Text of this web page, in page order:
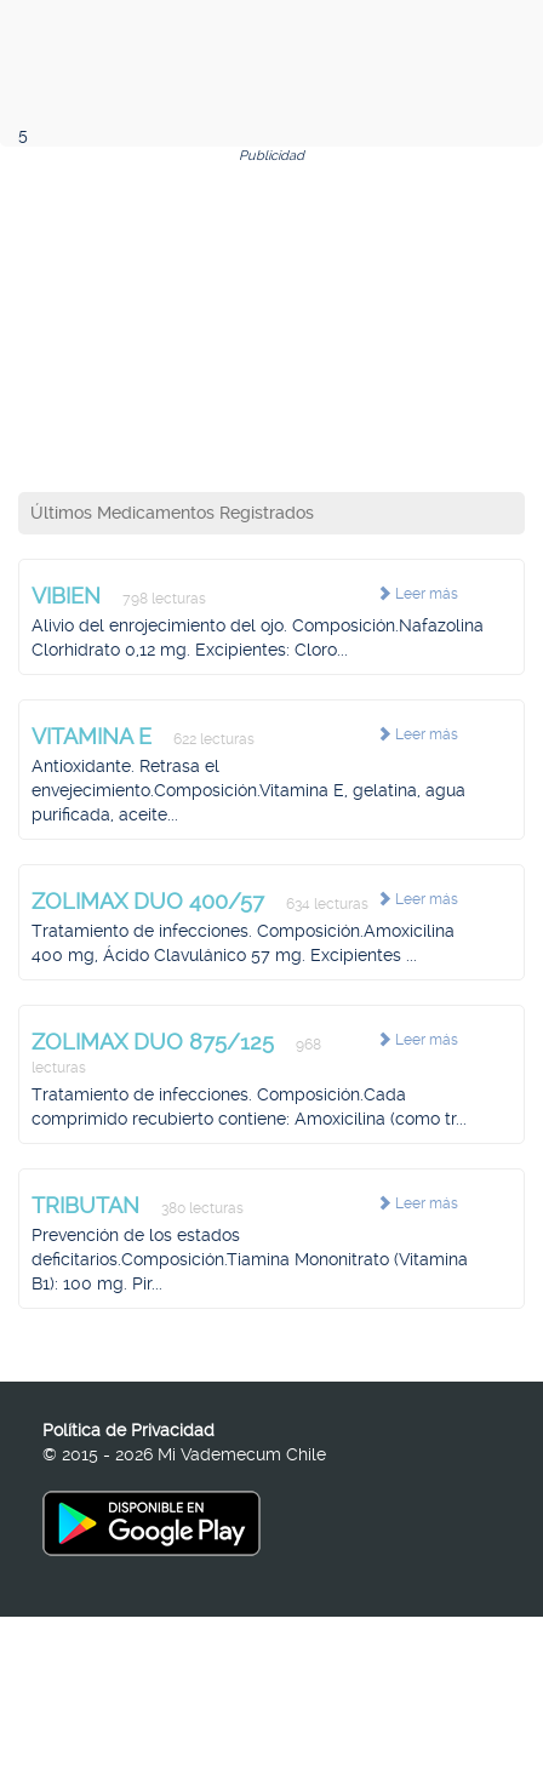
5
Publicidad
Últimos Medicamentos Registrados
Leer más
VIBIEN 798 lecturas
Alivio del enrojecimiento del ojo. Composición.Nafazolina
Clorhidrato 0,12 mg. Excipientes: Cloro...
Leer más
VITAMINA E 622 lecturas
Antioxidante. Retrasa el
envejecimiento.Composición.Vitamina E, gelatina, agua
purificada, aceite...
Leer más
ZOLIMAX DUO 400/57 634 lecturas
Tratamiento de infecciones. Composición.Amoxicilina
400 mg, Ácido Clavulánico 57 mg. Excipientes ...
Leer más
ZOLIMAX DUO 875/125
968
lecturas
Tratamiento de infecciones. Composición.Cada
comprimido recubierto contiene: Amoxicilina (como tr...
Leer más
TRIBUTAN 380 lecturas
Prevención de los estados
deficitarios.Composición.Tiamina Mononitrato (Vitamina
B1): 100 mg. Pir...
Política de Privacidad
© 2015 - 2026 Mi Vademecum Chile